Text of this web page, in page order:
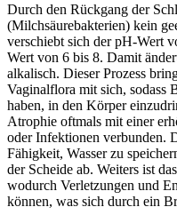
Durch den Rückgang der
(Milchsäurebakterien) kein
verschiebt sich der pH-Wert
Wert von 6 bis 8. Damit
alkalisch. Dieser Prozess
Vaginalflora mit sich, sodass
haben, in den Körper
Atrophie oftmals mit einer
oder Infektionen verbunden.
Fähigkeit, Wasser zu
der Scheide ab. Weiters ist
wodurch Verletzungen und
können, was sich durch ein